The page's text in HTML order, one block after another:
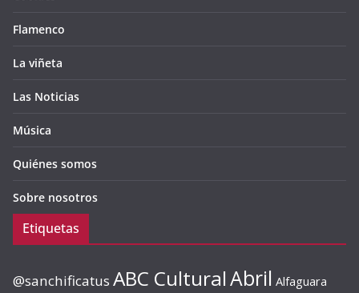
Flamenco
La viñeta
Las Noticias
Música
Quiénes somos
Sobre nosotros
Etiquetas
@sanchificatus ABC CulturalAbril Alfaguara